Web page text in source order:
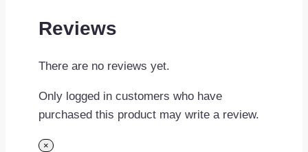
Reviews
There are no reviews yet.
Only logged in customers who have
purchased this product may write a review.
×